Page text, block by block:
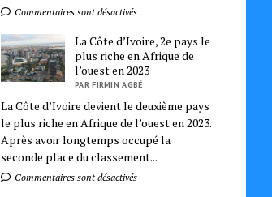
Commentaires sont désactivés
La Côte d’Ivoire, 2e pays le
plus riche en Afrique de
l’ouest en 2023
PAR FIRMIN AGBÉ
La Côte d’Ivoire devient le deuxième pays
le plus riche en Afrique de l’ouest en 2023.
Après avoir longtemps occupé la
seconde place du classement...
Commentaires sont désactivés